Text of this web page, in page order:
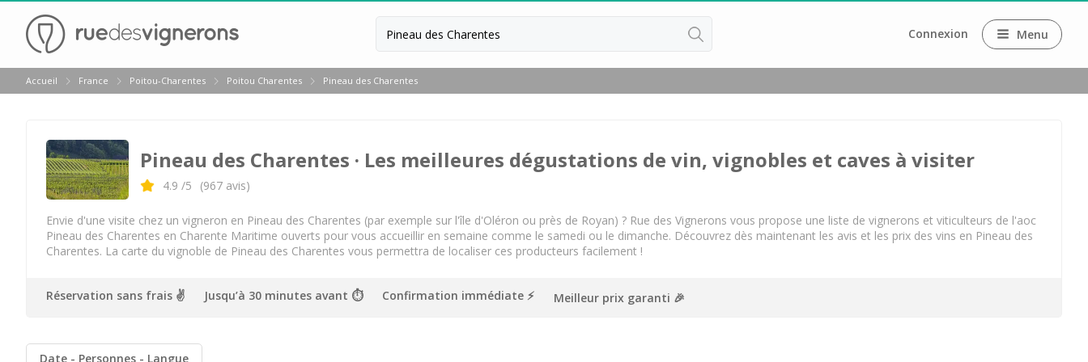
Connexion Menu
Retour
Visite cave & dégustation vin Charente Maritime
Visite cave & dégustation vin La Rochelle
Visite cave & dégustation Pineau des Charentes
Cognac Camus
Cognac Meukow
Rémy Martin
Dégustation Cognac
Séjour oenologique Beaune
Séjour oenologique Bourgogne
Séjour oenologique Chablis
Séjour oenologique Epernay
Accueil France Poitou-Charentes Poitou Charentes Pineau des Charentes
Pineau des Charentes · Les meilleures dégustations de vin, vignobles et caves à visiter
4.9 /5 (967 avis)
Envie d'une visite chez un vigneron en Pineau des Charentes (par exemple sur l'île d'Oléron ou près de Royan) ? Rue des Vignerons vous propose une liste de vignerons et viticulteurs de l'aoc
Pineau des Charentes en Charente Maritime ouverts pour vous accueillir en semaine comme le samedi ou le dimanche. Découvrez dès maintenant les avis et les prix des vins en Pineau des
Charentes. La carte du vignoble de Pineau des Charentes vous permettra de localiser ces producteurs facilement !
Réservation sans frais ✌️ Jusqu’à 30 minutes avant ⏱ Confirmation immédiate ⚡️ Meilleur prix garanti 🎉
Date Personnes Langue